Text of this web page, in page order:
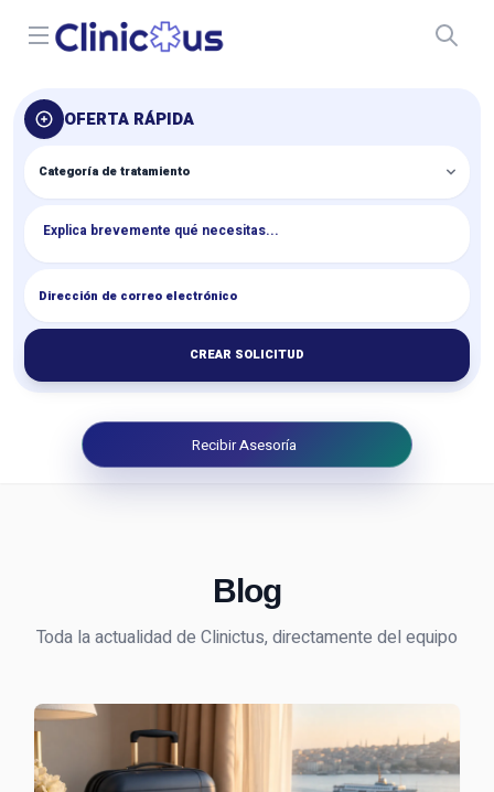
Open menu
OFERTA RÁPIDA
CREAR SOLICITUD
Recibir Asesoría
Blog
Toda la actualidad de Clinictus, directamente del equipo